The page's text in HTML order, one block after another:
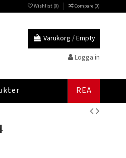
Wishlist (0) Compare (0)
Varukorg /Empty
Logga in
REA